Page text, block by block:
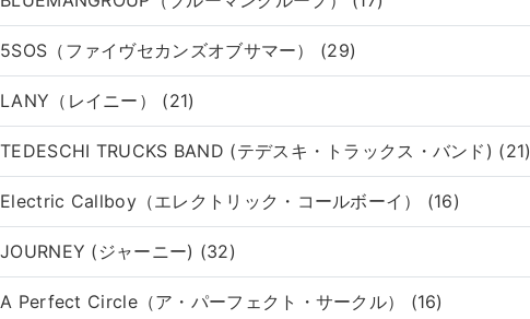
5SOS（ファイヴセカンズオブサマー） (29)
LANY（レイニー） (21)
TEDESCHI TRUCKS BAND (テデスキ・トラックス・バンド) (21)
Electric Callboy（エレクトリック・コールボーイ） (16)
JOURNEY (ジャーニー) (32)
A Perfect Circle（ア・パーフェクト・サークル） (16)